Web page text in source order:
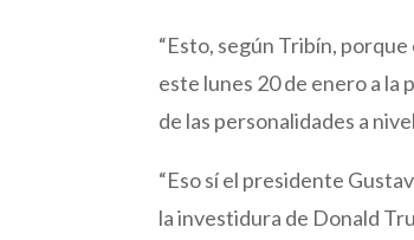
“Esto, según Tribín,
este lunes 20 de enero a la
de las personalidades a
“Eso sí el presidente
la investidura de Donald